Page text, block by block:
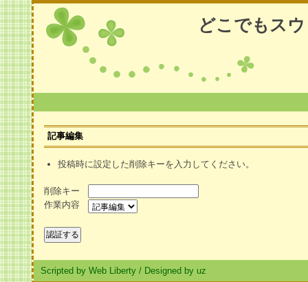
どこでもス
記事編集
投稿時に設定した削除キーを入力してください。
削除キー
作業内容
Scripted by Web Liberty / Designed by uz